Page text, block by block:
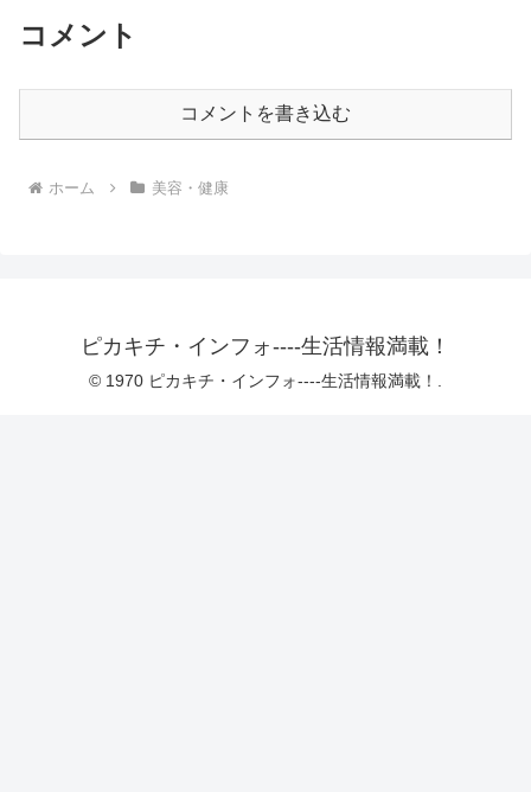
コメント
コメントを書き込む
ホーム 美容・健康
ピカキチ・インフォ----生活情報満載！
© 1970 ピカキチ・インフォ----生活情報満載！.